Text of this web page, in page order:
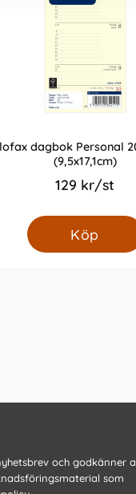
dagbok Personal
(9,5x17,1cm)
129 kr/st
Köp
och godkänner
som